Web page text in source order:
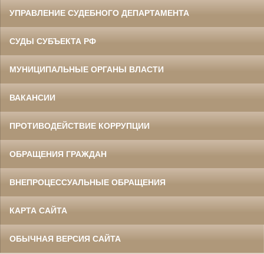
УПРАВЛЕНИЕ СУДЕБНОГО ДЕПАРТАМЕНТА
СУДЫ СУБЪЕКТА РФ
МУНИЦИПАЛЬНЫЕ ОРГАНЫ ВЛАСТИ
ВАКАНСИИ
ПРОТИВОДЕЙСТВИЕ КОРРУПЦИИ
ОБРАЩЕНИЯ ГРАЖДАН
ВНЕПРОЦЕССУАЛЬНЫЕ ОБРАЩЕНИЯ
КАРТА САЙТА
ОБЫЧНАЯ ВЕРСИЯ САЙТА